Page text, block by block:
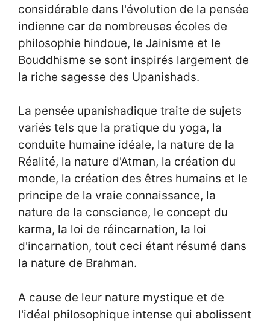
considérable dans l'évolution de la pensée
indienne car de nombreuses écoles de
philosophie hindoue, le Jainisme et le
Bouddhisme se sont inspirés largement de
la riche sagesse des Upanishads.
La pensée upanishadique traite de sujets
variés tels que la pratique du yoga, la
conduite humaine idéale, la nature de la
Réalité, la nature d'Atman, la création du
monde, la création des êtres humains et le
principe de la vraie connaissance, la
nature de la conscience, le concept du
karma, la loi de réincarnation, la loi
d'incarnation, tout ceci étant résumé dans
la nature de Brahman.
A cause de leur nature mystique et de
l'idéal philosophique intense qui abolissent